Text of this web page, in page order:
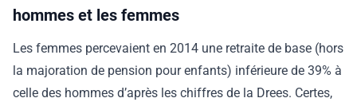
hommes et les femmes
Les femmes percevaient en 2014 une retraite de base (hors
la majoration de pension pour enfants) inférieure de 39% à
celle des hommes d’après les chiffres de la Drees. Certes,